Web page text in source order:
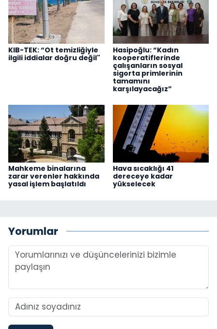
KIB-TEK: “Ot temizliğiyle
ilgili iddialar doğru değil"
Hasipoğlu: “Kadın
kooperatiflerinde
çalışanların sosyal
sigorta primlerinin
tamamını
karşılayacağız”
Mahkeme binalarına
zarar verenler hakkında
yasal işlem başlatıldı
Hava sıcaklığı 41
dereceye kadar
yükselecek
Yorumlar